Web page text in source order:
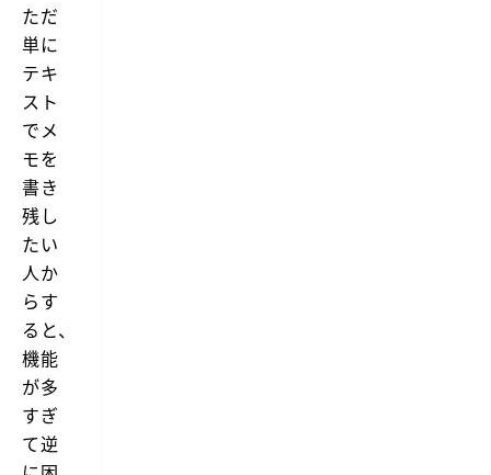
ただ
単に
テキ
スト
でメ
モを
書き
残し
たい
人か
らす
ると、
機能
が多
すぎ
て逆